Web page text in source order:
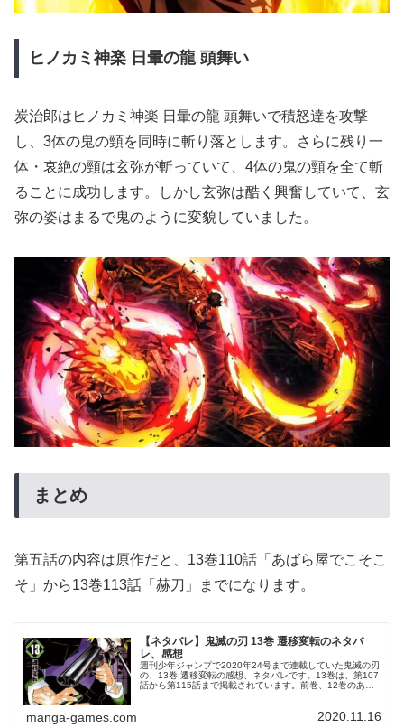
ヒノカミ神楽 日暈の龍 頭舞い
炭治郎はヒノカミ神楽 日暈の龍 頭舞いで積怒達を攻撃
し、3体の鬼の頸を同時に斬り落とします。さらに残り一
体・哀絶の頸は玄弥が斬っていて、4体の鬼の頸を全て斬
ることに成功します。しかし玄弥は酷く興奮していて、玄
弥の姿はまるで鬼のように変貌していました。
まとめ
第五話の内容は原作だと、13巻110話「あばら屋でこそこ
そ」から13巻113話「赫刀」までになります。
【ネタバレ】鬼滅の刃 13巻 遷移変転のネタバ
レ、感想
週刊少年ジャンプで2020年24号まで連載していた鬼滅の刃
の、13巻 遷移変転の感想、ネタバレです。13巻は、第107
話から第115話まで掲載されています。前巻、12巻のあら
manga-games.com 2020.11.16